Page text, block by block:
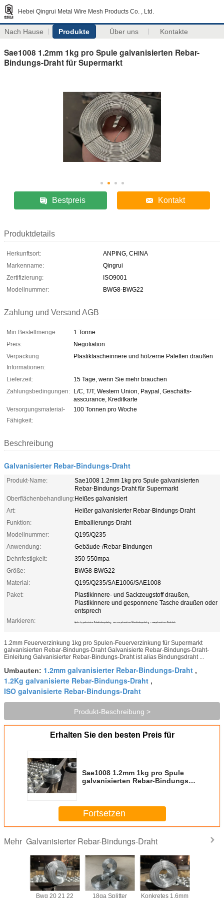
Hebei Qingrui Metal Wire Mesh Products Co. , Ltd.
Nach Hause Produkte Über uns Kontakte
Sae1008 1.2mm 1kg pro Spule galvanisierten Rebar-
Bindungs-Draht für Supermarkt
Bestpreis Kontakt
Produktdetails
Herkunftsort:
ANPING, CHINA
Markenname:
Qingrui
Zertifizierung:
ISO9001
Modellnummer:
BWG8-BWG22
Zahlung und Versand AGB
Min Bestellmenge:
1 Tonne
Preis:
Negotiation
Verpackung
Informationen:
Plastiktascheinnere und hölzerne Paletten draußen
Lieferzeit:
15 Tage, wenn Sie mehr brauchen
Zahlungsbedingungen: L/C, T/T, Western Union, Paypal, Geschäfts-
asscurance, Kreditkarte
Versorgungsmaterial-
Fähigkeit:
100 Tonnen pro Woche
Beschreibung
Galvanisierter Rebar-Bindungs-Draht
Produkt-Name:
Sae1008 1.2mm 1kg pro Spule galvanisierten
Rebar-Bindungs-Draht für Supermarkt
Oberflächenbehandlung:Heißes galvanisiert
Art:
Heißer galvanisierter Rebar-Bindungs-Draht
Funktion:
Emballierungs-Draht
Modellnummer:
Q195/Q235
Anwendung:
Gebäude-/Rebar-Bindungen
Dehnfestigkeit:
350-550mpa
Größe:
BWG8-BWG22
Material:
Q195/Q235/SAE1006/SAE1008
Paket:
Plastikinnere- und Sackzeugstoff draußen,
Plastikinnere und gesponnene Tasche draußen oder
entsprech
Markieren:
Spule 1kg galvanisierte Rebarbindungsdraht , sae1008 galvanisierte Rebarbindungsdraht , 1.2mm galvanisierter Bindedraht
1.2mm Feuerverzinkung 1kg pro Spulen-Feuerverzinkung für Supermarkt
galvanisierten Rebar-Bindungs-Draht Galvanisierte Rebar-Bindungs-Draht-
Einleitung Galvanisierter Rebar-Bindungs-Draht ist alias Bindungsdraht ...
Umbauten: 1.2mm galvanisierter Rebar-Bindungs-Draht ,
1.2Kg galvanisierte Rebar-Bindungs-Draht ,
ISO galvanisierte Rebar-Bindungs-Draht
Produkt-Beschreibung >
Erhalten Sie den besten Preis für
Sae1008 1.2mm 1kg pro Spule
galvanisierten Rebar-Bindungs-
Fortsetzen
Mehr Galvanisierter Rebar-Bindungs-Draht
Bwg 20 21 22 18ga Splitter Konkretes 1.6mm